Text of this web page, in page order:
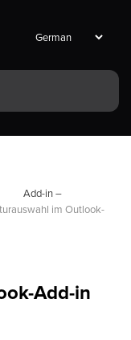
Add-in –
im Outlook-
Add-in